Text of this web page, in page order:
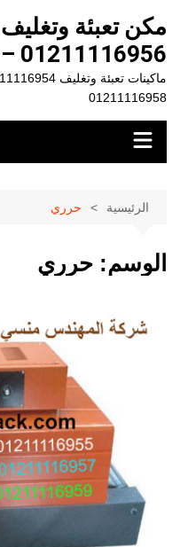
المحتوى01211116956 – 01211116958
01211116958
الرئيسية حرري
الوسم: حرري